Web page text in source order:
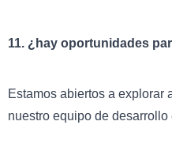
11. ¿hay oportunidades
Estamos abiertos a explorar
nuestro equipo de